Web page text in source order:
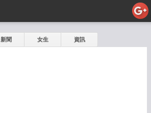
新聞 女生 資訊